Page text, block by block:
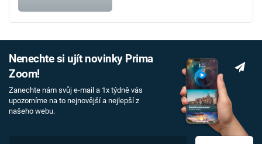
Nenechte si ujít novinky Prima
Zoom!
Zanechte nám svůj e-mail a 1x týdně vás
upozorníme na to nejnovější a nejlepší z
našeho webu.